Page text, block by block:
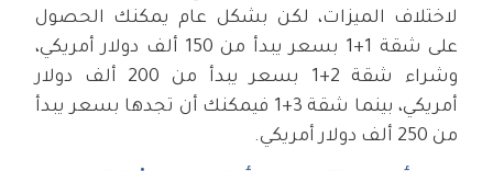
لاختلاف الميزات، لكن بشكل عام يمكنك الحصول
على شقة 1+1 بسعر يبدأ من 150 ألف دولار أمريكي،
وشراء شقة 2+1 بسعر يبدأ من 200 ألف دولار
أمريكي، بينما شقة 3+1 فيمكنك أن تجدها بسعر يبدأ
من 250 ألف دولار أمريكي.